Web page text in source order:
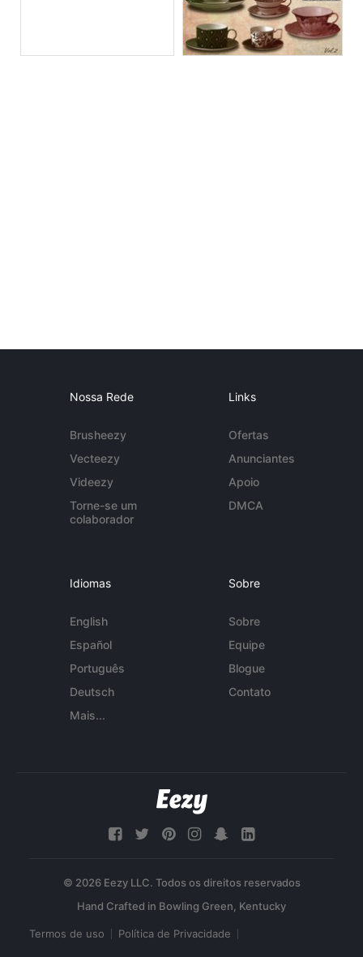
Nossa Rede
Brusheezy
Vecteezy
Videezy
Torne-se um
colaborador
Links
Ofertas
Anunciantes
Apoio
DMCA
Idiomas
English
Español
Português
Deutsch
Mais...
Sobre
Sobre
Equipe
Blogue
Contato
© 2026 Eezy LLC. Todos os direitos reservados
Termos de uso Política de Privacidade